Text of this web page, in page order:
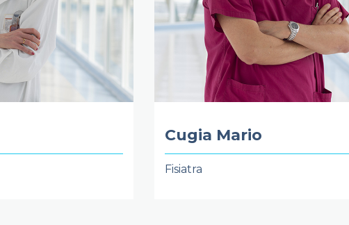
Cugia Mario
Fisiatra